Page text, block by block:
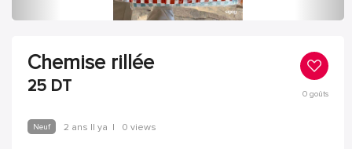
Chemise rillée
25 DT 0goûts
Neuf 2 ans Il ya | 0 views